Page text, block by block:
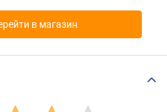
в магазин